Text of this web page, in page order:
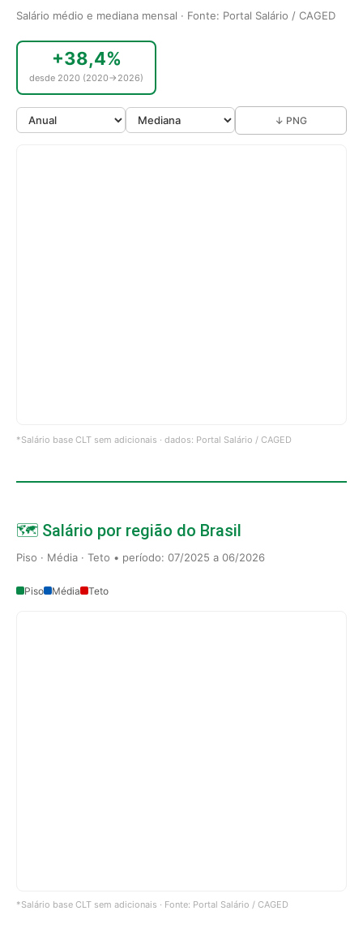
Salário médio e mediana mensal · Fonte: Portal Salário / CAGED
+38,4%
desde 2020 (2020→2026)
↓ PNG
*Salário base CLT sem adicionais · dados: Portal Salário / CAGED
🗺️ Salário por região do Brasil
Piso · Média · Teto • período: 07/2025 a 06/2026
Piso Média Teto
*Salário base CLT sem adicionais · Fonte: Portal Salário / CAGED